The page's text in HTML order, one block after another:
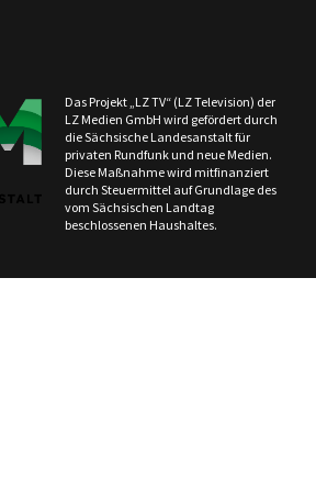
Das Projekt „LZ TV“ (LZ Television) der
LZ Medien GmbH wird gefördert durch
die Sächsische Landesanstalt für
privaten Rundfunk und neue Medien.
Diese Maßnahme wird mitfinanziert
durch Steuermittel auf Grundlage des
vom Sächsischen Landtag
beschlossenen Haushaltes.